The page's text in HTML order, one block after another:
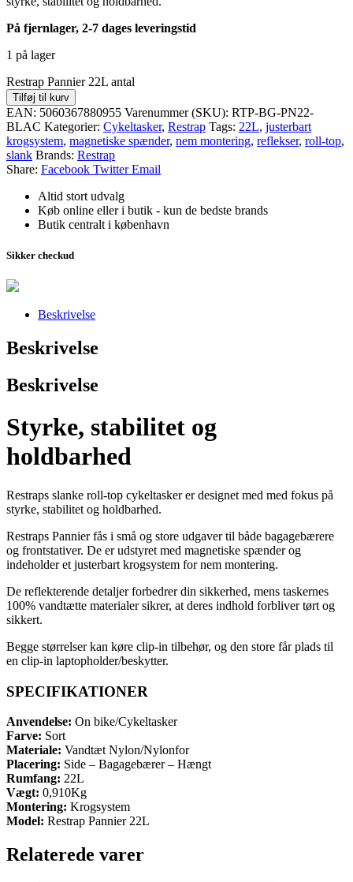
På fjernlager, 2-7 dages leveringstid
1 på lager
Restrap Pannier 22L antal
Tilføj til kurv
EAN: 5060367880955 Varenummer (SKU): RTP-BG-PN22-
BLAC Kategorier: Cykeltasker, Restrap Tags: 22L, justerbart
krogsystem, magnetiske spænder, nem montering, reflekser, roll-top,
slank Brands: Restrap
Share: Facebook Twitter Email
Altid stort udvalg
Køb online eller i butik - kun de bedste brands
Butik centralt i københavn
Sikker checkud
Beskrivelse
Beskrivelse
Beskrivelse
Styrke, stabilitet og
holdbarhed‎
Restraps slanke roll-top cykeltasker er designet med med fokus på
styrke, stabilitet og holdbarhed‎.
Restraps Pannier fås i små og store udgaver til både bagagebærere
og frontstativer. De er udstyret med magnetiske spænder og
indeholder et justerbart krogsystem for nem montering.
De reflekterende detaljer forbedrer din sikkerhed, mens taskernes
100% vandtætte materialer sikrer, at deres indhold forbliver tørt og
sikkert.
Begge størrelser kan køre clip-in tilbehør, og den store får plads til
en clip-in laptopholder/beskytter.
SPECIFIKATIONER
Anvendelse: On bike/Cykeltasker
Farve: Sort
Materiale: Vandtæt Nylon/Nylonfor
Placering: Side – Bagagebærer – Hængt
Rumfang: 22L
Vægt: 0,910Kg
Montering: Krogsystem
Model: Restrap Pannier 22L
Relaterede varer